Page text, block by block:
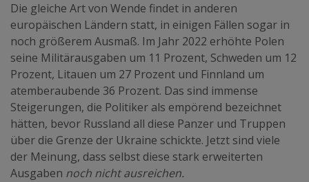
Die gleiche Art von Wende findet in anderen
europäischen Ländern statt, in einigen Fällen sogar in
noch größerem Ausmaß. Im Jahr 2022 erhöhte Polen
seine Militärausgaben um 11 Prozent, Schweden um 12
Prozent, Litauen um 27 Prozent und Finnland um
atemberaubende 36 Prozent. Das sind immense
Steigerungen, die Politiker als empörend bezeichnet
hätten, bevor Russland all diese Panzer und Truppen
über die Grenze der Ukraine schickte. Jetzt sind viele
der Meinung, dass selbst diese stark erweiterten
Ausgaben noch nicht ausreichen.